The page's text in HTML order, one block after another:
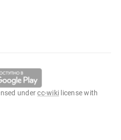
undercc-wiki license with